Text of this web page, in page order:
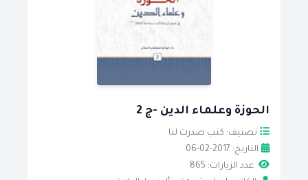
الحوزة وعلماء الدين -ج 2
تصنيف: كتب صدرت لنا
التاريخ: 2017-02-06
عدد الزيارات: 865